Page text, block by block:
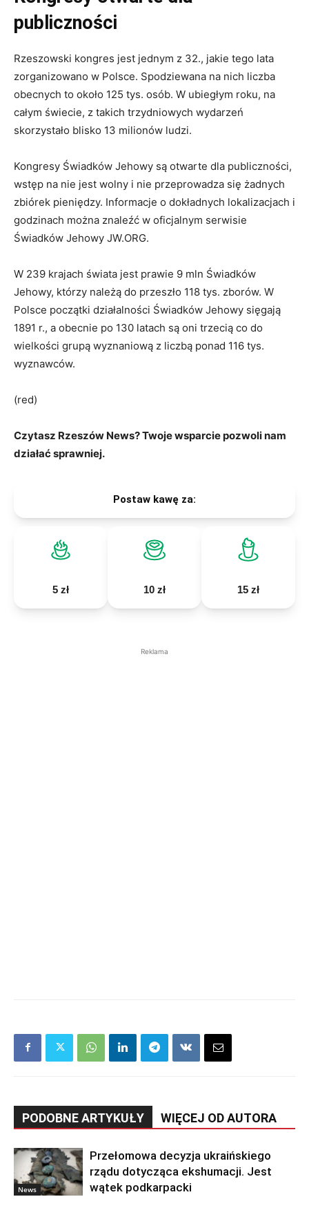
publiczności
Rzeszowski kongres jest jednym z 32., jakie tego lata
zorganizowano w Polsce. Spodziewana na nich liczba
obecnych to około 125 tys. osób. W ubiegłym roku, na
całym świecie, z takich trzydniowych wydarzeń
skorzystało blisko 13 milionów ludzi.
Kongresy Świadków Jehowy są otwarte dla publiczności,
wstęp na nie jest wolny i nie przeprowadza się żadnych
zbiórek pieniędzy. Informacje o dokładnych lokalizacjach i
godzinach można znaleźć w oficjalnym serwisie
Świadków Jehowy JW.ORG.
W 239 krajach świata jest prawie 9 mln Świadków
Jehowy, którzy należą do przeszło 118 tys. zborów. W
Polsce początki działalności Świadków Jehowy sięgają
1891 r., a obecnie po 130 latach są oni trzecią co do
wielkości grupą wyznaniową z liczbą ponad 116 tys.
wyznawców.
(red)
Czytasz Rzeszów News? Twoje wsparcie pozwoli nam
działać sprawniej.
Postaw kawę za:
5 zł 10 zł 15 zł
Reklama
PODOBNE ARTYKUŁY WIĘCEJ OD AUTORA
News
Przełomowa decyzja ukraińskiego
rządu dotycząca ekshumacji. Jest
wątek podkarpacki